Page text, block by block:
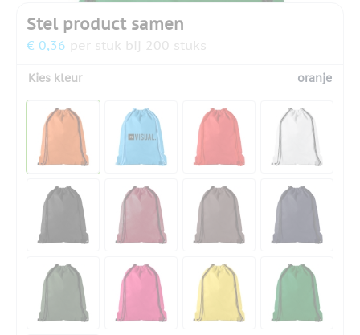
Stel product samen
€ 0,36 per stuk bij 200 stuks
Kies kleur oranje